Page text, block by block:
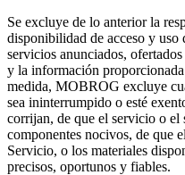
Se excluye de lo anterior la
disponibilidad de acceso y
servicios anunciados,
y la información
medida, MOBROG excluye
sea ininterrumpido o esté
corrijan, de que el servicio o el
componentes nocivos, de que
Servicio, o los materiales
precisos, oportunos y fiables.